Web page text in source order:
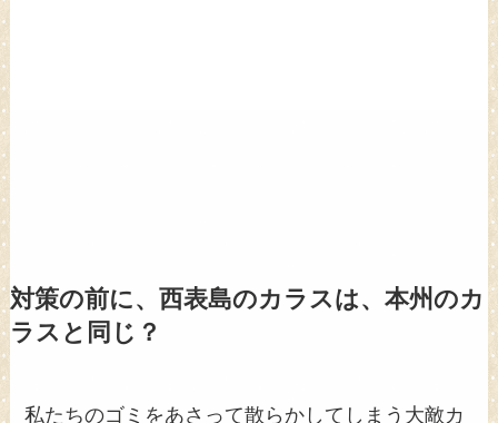
対策の前に、西表島のカラスは、本州のカ
ラスと同じ？
私たちのゴミをあさって散らかしてしまう大敵カ